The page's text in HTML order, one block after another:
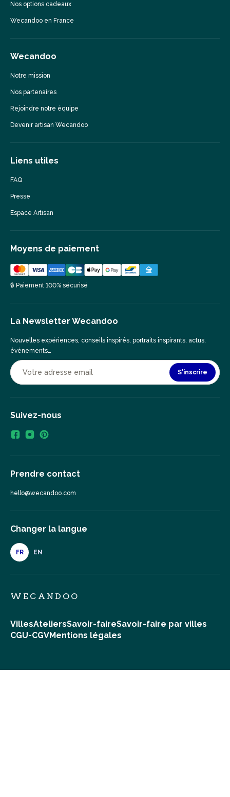
Nos options cadeaux
Wecandoo en France
Wecandoo
Notre mission
Nos partenaires
Rejoindre notre équipe
Devenir artisan Wecandoo
Liens utiles
FAQ
Presse
Espace Artisan
Moyens de paiement
🔒 Paiement 100% sécurisé
La Newsletter Wecandoo
Nouvelles expériences, conseils inspirés, portraits inspirants, actus,
événements…
S'inscrire
Suivez-nous
Prendre contact
hello@wecandoo.com
Changer la langue
FR EN
WECANDOO
VillesAteliersSavoir-faireSavoir-faire par villes
CGU-CGVMentions légales